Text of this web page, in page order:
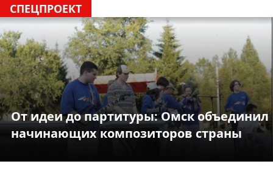
СПЕЦПРОЕКТ
От идеи до партитуры: Омск объединил
начинающих композиторов страны